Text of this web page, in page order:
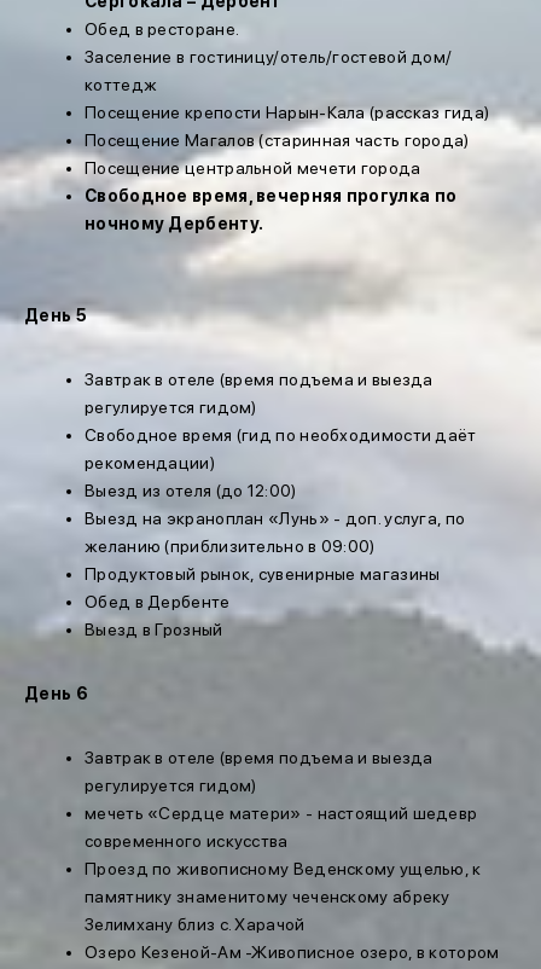
Обед в ресторане.
Заселение в гостиницу/отель/гостевой дом/
коттедж
Посещение крепости Нарын-Кала (рассказ гида)
Посещение Магалов (старинная часть города)
Посещение центральной мечети города
Свободное время, вечерняя прогулка по
ночному Дербенту.
День 5
Завтрак в отеле (время подъема и выезда
регулируется гидом)
Свободное время (гид по необходимости даёт
рекомендации)
Выезд из отеля (до 12:00)
Выезд на экраноплан «Лунь» - доп. услуга, по
желанию (приблизительно в 09:00)
Продуктовый рынок, сувенирные магазины
Обед в Дербенте
Выезд в Грозный
День 6
Завтрак в отеле (время подъема и выезда
регулируется гидом)
мечеть «Сердце матери» - настоящий шедевр
современного искусства
Проезд по живописному Веденскому ущелью, к
памятнику знаменитому чеченскому абреку
Зелимхану близ с. Харачой
Озеро Кезеной-Ам -Живописное озеро, в котором